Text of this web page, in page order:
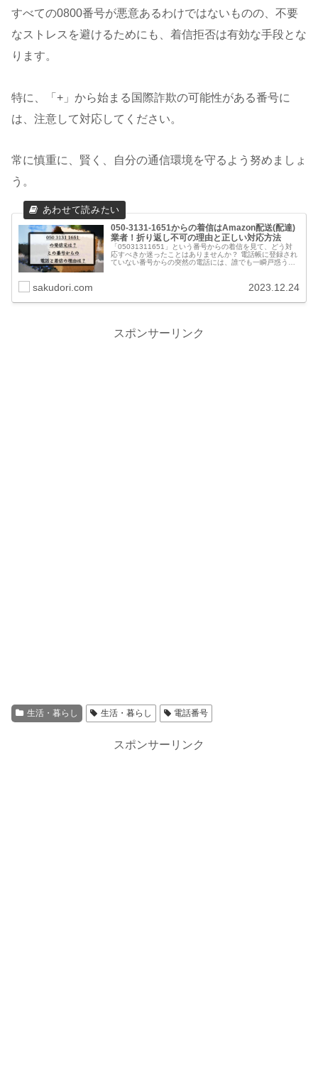
すべての0800番号が悪意あるわけではないものの、不要
なストレスを避けるためにも、着信拒否は有効な手段とな
ります。
特に、「+」から始まる国際詐欺の可能性がある番号に
は、注意して対応してください。
常に慎重に、賢く、自分の通信環境を守るよう努めましょ
う。
050-3131-1651からの着信はAmazon配送(配達)
業者！折り返し不可の理由と正しい対応方法
「05031311651」という番号からの着信を見て、どう対
応すべきか迷ったことはありませんか？ 電話帳に登録され
ていない番号からの突然の電話には、誰でも一瞬戸惑うも
sakudori.com 2023.12.24
スポンサーリンク
生活・暮らし 生活・暮らし 電話番号
スポンサーリンク